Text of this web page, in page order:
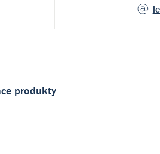
produkty